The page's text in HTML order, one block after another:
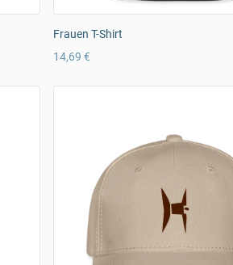
Frauen T-Shirt
14,69 €